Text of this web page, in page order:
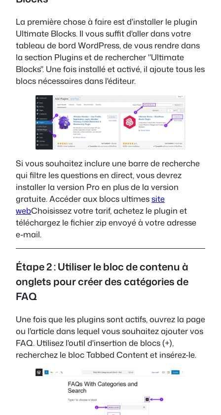
La première chose à faire est d'installer le plugin
Ultimate Blocks. Il vous suffit d'aller dans votre
tableau de bord WordPress, de vous rendre dans
la section Plugins et de rechercher "Ultimate
Blocks". Une fois installé et activé, il ajoute tous les
blocs nécessaires dans l'éditeur.
Si vous souhaitez inclure une barre de recherche
qui filtre les questions en direct, vous devrez
installer la version Pro en plus de la version
gratuite. Accéder aux blocs ultimessite
webChoisissez votre tarif, achetez le plugin et
téléchargez le fichier zip envoyé à votre adresse
e-mail.
Étape 2 : Utiliser le bloc de contenu à
onglets pour créer des catégories de
FAQ
Une fois que les plugins sont actifs, ouvrez la page
ou l'article dans lequel vous souhaitez ajouter vos
FAQ. Utilisez l'outil d'insertion de blocs (+),
recherchez le bloc Tabbed Content et insérez-le.